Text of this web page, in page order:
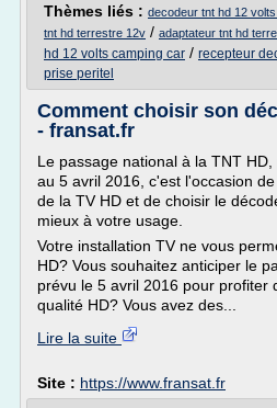
Thèmes liés : decodeur tnt hd 12
tnt hd terrestre 12v / adaptateur tnt hd
hd 12 volts camping car / recepteur
prise peritel
Comment choisir son
- fransat.fr
Le passage national à la TNT
au 5 avril 2016, c'est l'occasion
de la TV HD et de choisir le
mieux à votre usage.
Votre installation TV ne vous
HD? Vous souhaitez anticiper le
prévu le 5 avril 2016 pour profiter
qualité HD? Vous avez des...
Lire la suite
Site : https://www.fransat.fr